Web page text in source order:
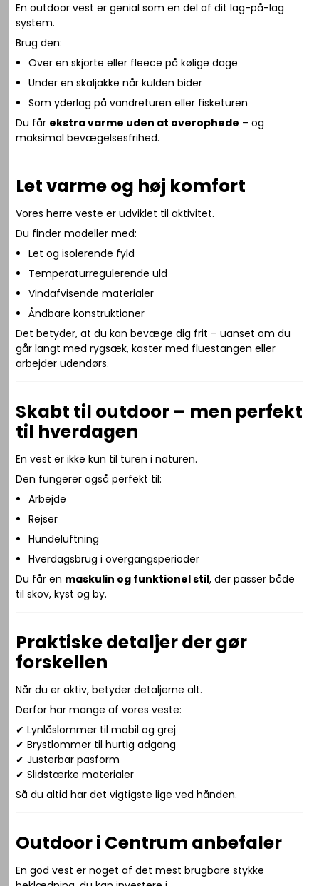
En outdoor vest er genial som en del af dit lag-på-lag
system.
Brug den:
Over en skjorte eller fleece på kølige dage
Under en skaljakke når kulden bider
Som yderlag på vandreturen eller fisketuren
Du får ekstra varme uden at overophede – og
maksimal bevægelsesfrihed.
Let varme og høj komfort
Vores herre veste er udviklet til aktivitet.
Du finder modeller med:
Let og isolerende fyld
Temperaturregulerende uld
Vindafvisende materialer
Åndbare konstruktioner
Det betyder, at du kan bevæge dig frit – uanset om du
går langt med rygsæk, kaster med fluestangen eller
arbejder udendørs.
Skabt til outdoor – men perfekt
til hverdagen
En vest er ikke kun til turen i naturen.
Den fungerer også perfekt til:
Arbejde
Rejser
Hundeluftning
Hverdagsbrug i overgangsperioder
Du får en maskulin og funktionel stil, der passer både
til skov, kyst og by.
Praktiske detaljer der gør
forskellen
Når du er aktiv, betyder detaljerne alt.
Derfor har mange af vores veste:
✔ Lynlåslommer til mobil og grej
✔ Brystlommer til hurtig adgang
✔ Justerbar pasform
✔ Slidstærke materialer
Så du altid har det vigtigste lige ved hånden.
Outdoor i Centrum anbefaler
En god vest er noget af det mest brugbare stykke